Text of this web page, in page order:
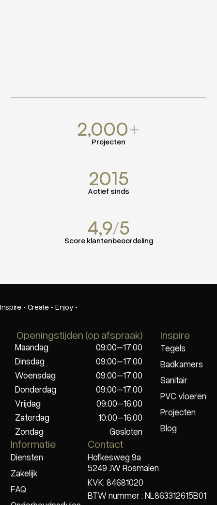
2,000+
Projecten
2015
Actief sinds
4,9/5
Score klantenbeoordeling
Inspire · Create · Enjoy ·
Openingstijden (op afspraak)
Maandag
09:00–17:00
Dinsdag
09:00–17:00
Woensdag
09:00–17:00
Donderdag
09:00–17:00
Vrijdag
09:00–16:00
Zaterdag
10:00–16:00
Zondag
Gesloten
Inspire
Tegels
Badkamers
Sanitair
PVC vloeren
Projecten
Blog
Informatie
Diensten
Zakelijk
FAQ
Contact
Hofkesweg 9a
5249 JW Rosmalen
KVK: 84681020
BTW nummer : NL863312615B01